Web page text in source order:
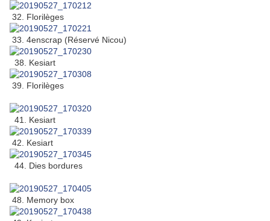
32. Florilèges
33. 4enscrap (Réservé Nicou)
38. Kesiart
39. Florilèges
41. Kesiart
42. Kesiart
44. Dies bordures
48. Memory box